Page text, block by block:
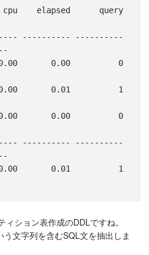
elapsed      query
---------- ----------
0.00          0
0.01          1
0.00          0
---------- ----------
0.01          1
ション表作成のDDLですね。
文字列を含むSQL文を抽出しま